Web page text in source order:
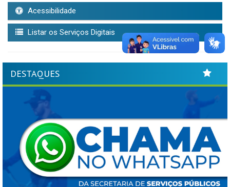
Acessibilidade
Listar os Serviços Digitais
DESTAQUES